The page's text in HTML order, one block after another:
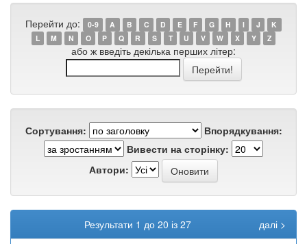
Перейти до: 0-9 A B C D E F G H I J
K
L
M N O P Q R S T U V W X Y Z
або ж введіть декілька перших літер:
Сортування:
Впорядкування:
Вивести на сторінку:
Автори:
Результати 1 до 20 із 27
далі >